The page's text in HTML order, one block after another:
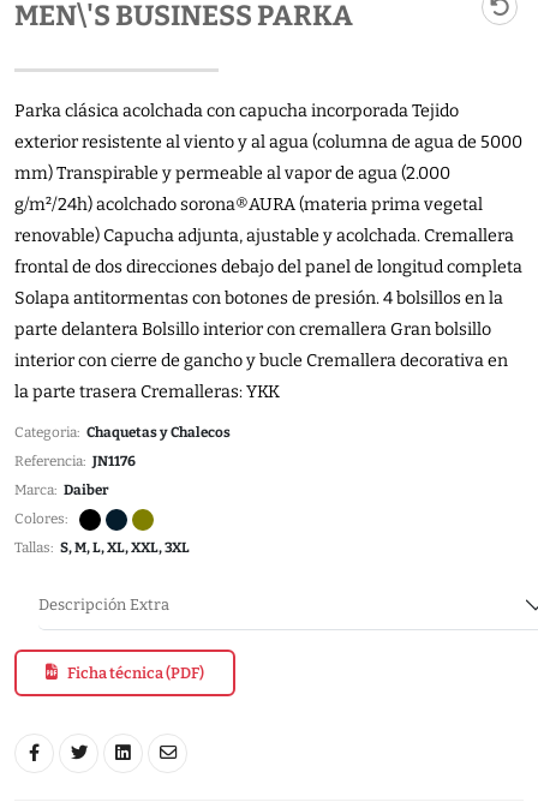
MEN\'S BUSINESS PARKA
Parka clásica acolchada con capucha incorporada Tejido
exterior resistente al viento y al agua (columna de agua de 5000
mm) Transpirable y permeable al vapor de agua (2.000
g/m²/24h) acolchado sorona®AURA (materia prima vegetal
renovable) Capucha adjunta, ajustable y acolchada. Cremallera
frontal de dos direcciones debajo del panel de longitud completa
Solapa antitormentas con botones de presión. 4 bolsillos en la
parte delantera Bolsillo interior con cremallera Gran bolsillo
interior con cierre de gancho y bucle Cremallera decorativa en
la parte trasera Cremalleras: YKK
Categoria: Chaquetas y Chalecos
Referencia: JN1176
Marca: Daiber
Colores:
Tallas: S, M, L, XL, XXL, 3XL
Descripción Extra
Ficha técnica (PDF)